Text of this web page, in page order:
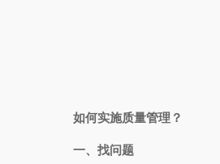
如何实施质量管理？
一、找问题